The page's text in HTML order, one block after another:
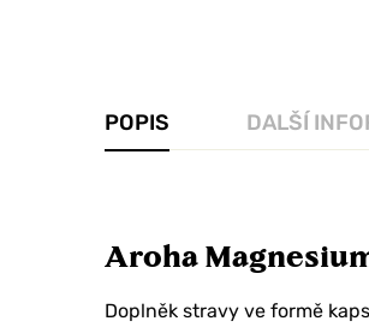
POPIS DALŠÍ
Aroha
Doplněk stravy ve formě